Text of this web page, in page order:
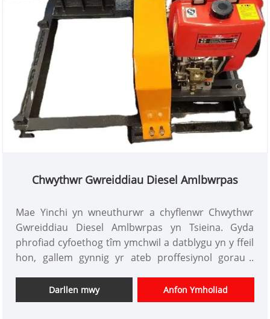
Chwythwr Gwreiddiau Diesel Amlbwrpas
Mae Yinchi yn wneuthurwr a chyflenwr Chwythwr
Gwreiddiau Diesel Amlbwrpas yn Tsieina. Gyda
phrofiad cyfoethog tîm ymchwil a datblygu yn y ffeil
hon, gallem gynnig yr ateb proffesiynol gorau i
Rydym wedi bod yn ffatri addasu Roots Blower yn
Tsieina yn unol â chais cleientiaid.
Darllen mwy Anfon Ymholiad